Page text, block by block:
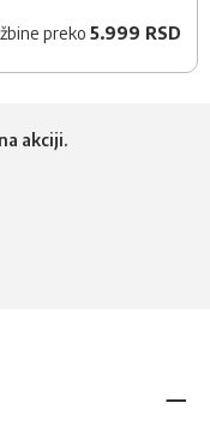
preko 5.999 RSD
akciji.